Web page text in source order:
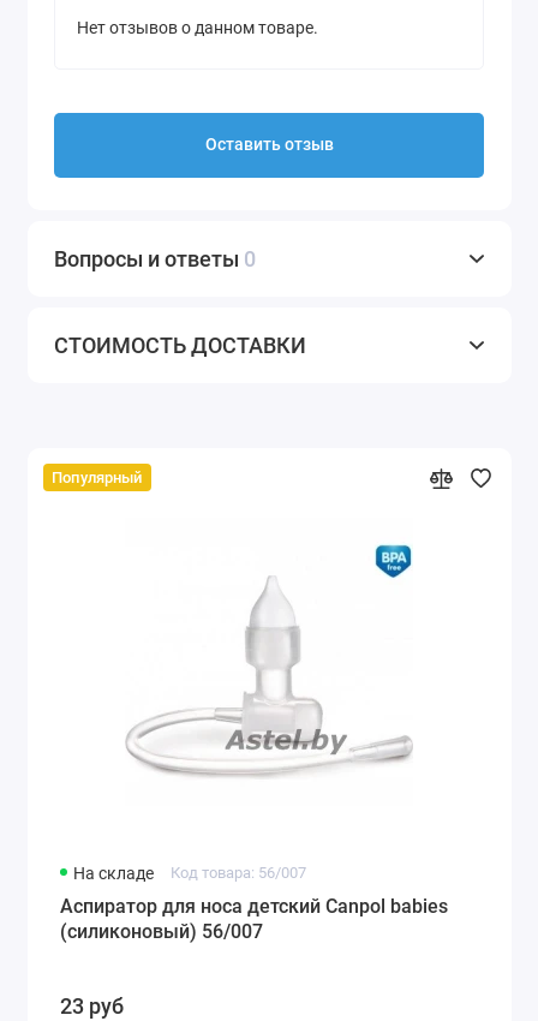
Нет отзывов о данном товаре.
Оставить отзыв
Вопросы и ответы 0
СТОИМОСТЬ ДОСТАВКИ
Популярный
На складе Код товара: 56/007
Аспиратор для носа детский Canpol babies
(силиконовый) 56/007
23 руб